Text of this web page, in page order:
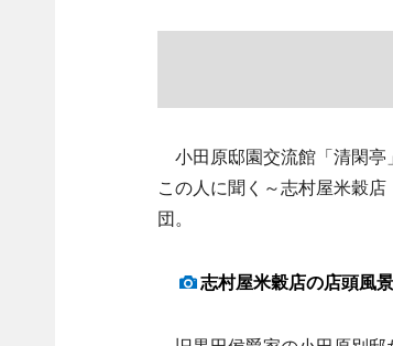
小田原邸園交流館「清閑亭
この人に聞く～志村屋米穀
団。
志村屋米穀店の店頭風景